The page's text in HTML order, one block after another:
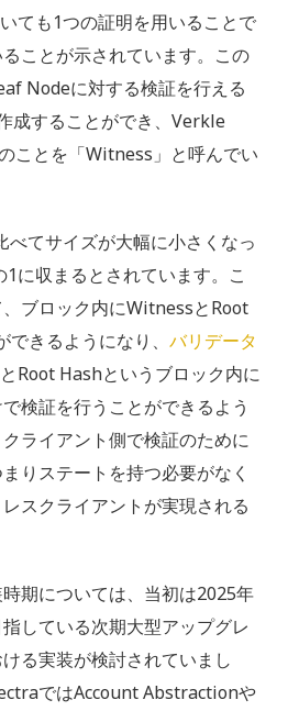
ても1つの証明を用いることで
ことが示されています。この
Nodeに対する検証を行える
成することができ、Verkle
ことを「Witness」と呼んでい
てサイズが大幅に小さくなっ
に収まるとされています。こ
ブロック内にWitnessとRoot
きるようになり、 バリデータ
Root Hashというブロック内に
検証を行うことができるよう
ライアント側で検証のために
りステートを持つ必要がなく
スクライアントが実現される
期については、当初は2025年
している次期大型アップグレ
る実装が検討されていまし
ではAccount Abstractionや